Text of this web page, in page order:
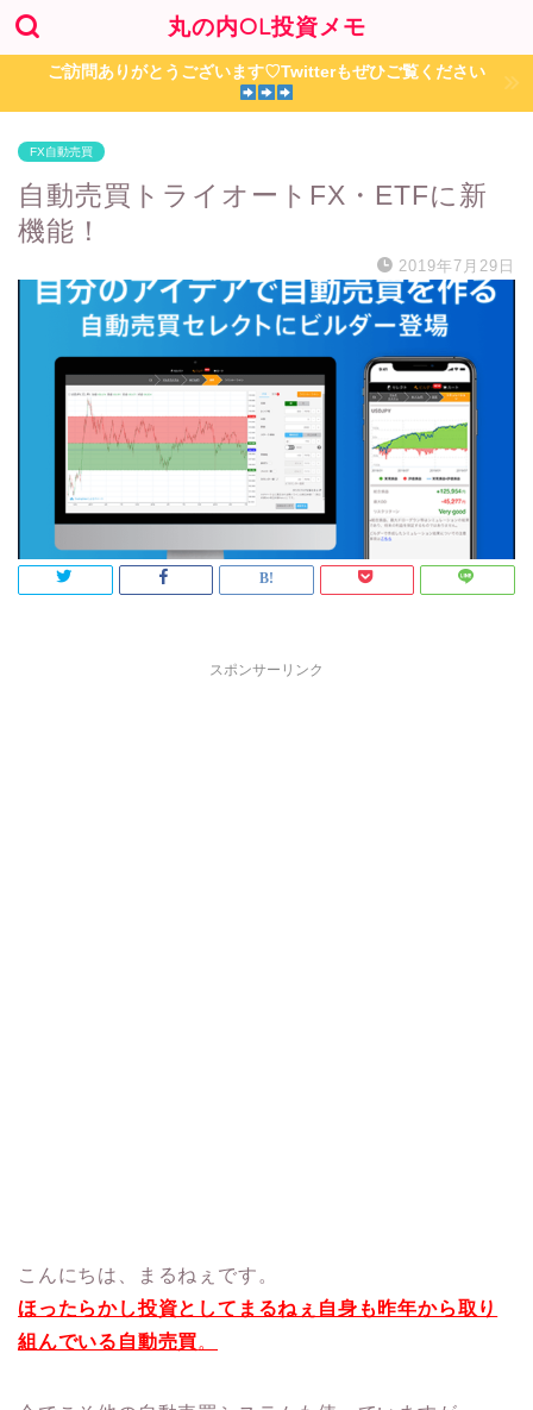
丸の内OL投資メモ
ご訪問ありがとうございます♡Twitterもぜひご覧ください
FX自動売買
自動売買トライオートFX・ETFに新
機能！
2019年7月29日
スポンサーリンク
こんにちは、まるねぇです。
ほったらかし投資としてまるねぇ自身も昨年から取り
組んでいる自動売買。